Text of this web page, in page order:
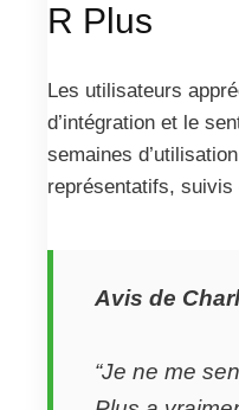
R Plus
Les utilisateurs
d’intégration et le
semaines
représentatifs, suivis
Avis de
“Je ne me